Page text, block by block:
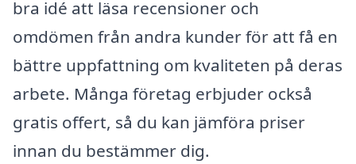
bra idé att läsa recensioner och
omdömen från andra kunder för att få en
bättre uppfattning om kvaliteten på deras
arbete. Många företag erbjuder också
gratis offert, så du kan jämföra priser
innan du bestämmer dig.